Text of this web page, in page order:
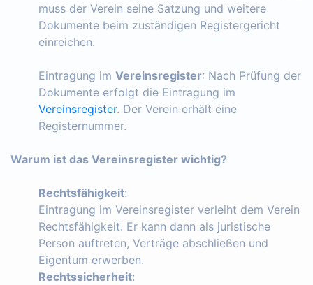
muss der Verein seine Satzung und weitere
Dokumente beim zuständigen Registergericht
einreichen.
Eintragung im Vereinsregister: Nach Prüfung der
Dokumente erfolgt die Eintragung im
Vereinsregister. Der Verein erhält eine
Registernummer.
Warum ist das Vereinsregister wichtig?
Rechtsfähigkeit:
Eintragung im Vereinsregister verleiht dem Verein
Rechtsfähigkeit. Er kann dann als juristische
Person auftreten, Verträge abschließen und
Eigentum erwerben.
Rechtssicherheit: